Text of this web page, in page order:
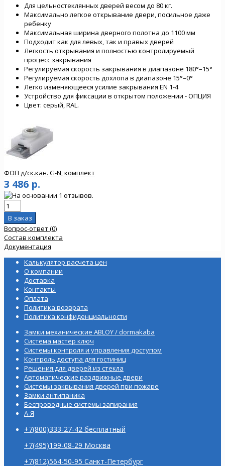
Для цельностеклянных дверей весом до 80 кг.
Максимально легкое открывание двери, посильное даже
ребенку
Максимальная ширина дверного полотна до 1100 мм
Подходит как для левых, так и правых дверей
Легкость открывания и полностью контролируемый
процесс закрывания
Регулируемая скорость закрывания в диапазоне 180°–15°
Регулируемая скорость дохлопа в диапазоне 15°–0°
Легко изменяющееся усилие закрывания EN 1-4
Устройство для фиксации в открытом положении - ОПЦИЯ
Цвет: серый, RAL.
ФОП д/ск.кан. G-N, комплект
3 486 р.
Вопрос-ответ (0)
Состав комплекта
Документация
Калькулятор расчета цен
О компании
Доставка
Контакты
Оплата
Политика возврата
Политика конфиденциальности
Замки механические ABLOY / dormakaba
Система мастер ключ
Системы контроля и управления доступом
Контроль доступа для гостиниц
Решения для дверей из стекла
Автоматические раздвижные двери
Системы закрывания дверей при пожаре
Замки антипаника
Беспроводные системы запирания
А-Я
+7(800)333-27-42 бесплатный
+7(495)199-08-29 Москва
+7(812)564-50-95 Санкт-Петербург